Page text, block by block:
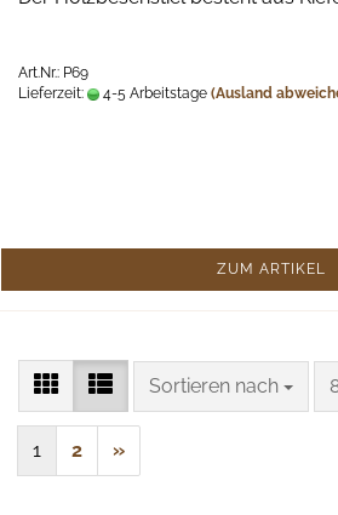
Art.Nr.: P69
Lieferzeit:
4-5 Arbeitstage (Ausland
ZUM ARTIKEL
Sortieren nach
Sortieren nach
1 2 »